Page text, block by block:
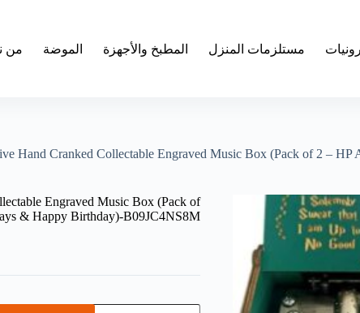
مستلزمات المنزل المطبخ والأجهزة الموضة من
Hand Cranked Collectable Engraved Music Box (Pack of 2 –
Engraved Music Box (Pack of
& Happy Birthday)-B09JC4NS8M